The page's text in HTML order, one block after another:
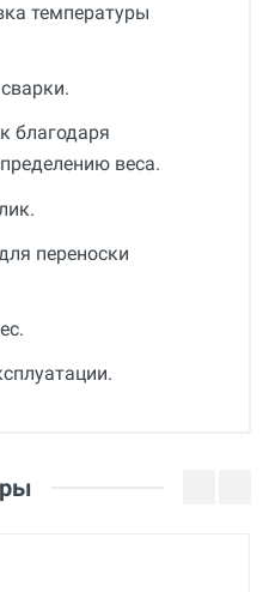
температуры
благодаря
веса.
переноски